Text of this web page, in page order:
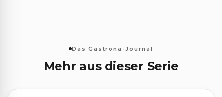
Das Gastrona-Journal
Mehr aus dieser Serie